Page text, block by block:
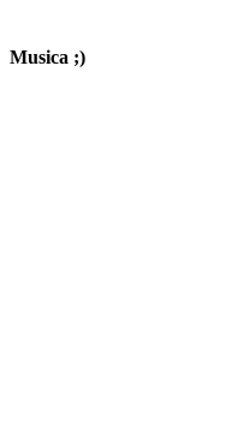
Musica ;)